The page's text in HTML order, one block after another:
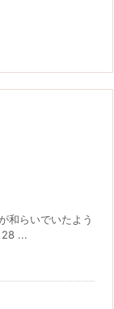
和らいでいたよう
28 ...